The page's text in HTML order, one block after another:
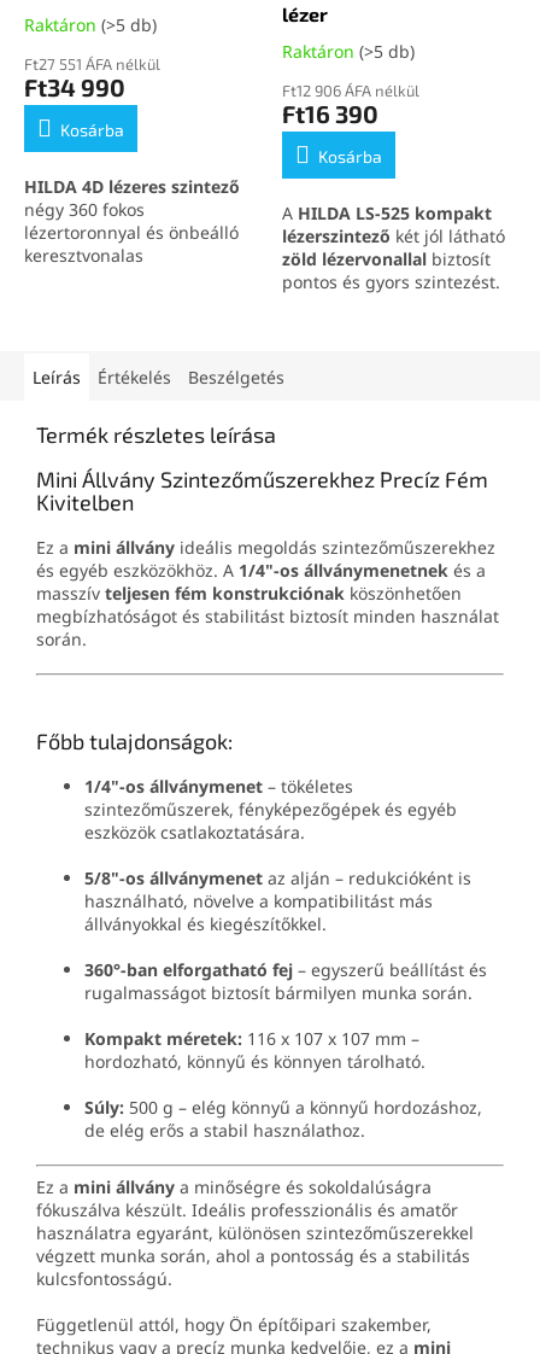
Raktáron (>5 db)
Ft27 551 ÁFA nélkül
Ft34 990
Kosárba
HILDA 4D lézeres szintező
négy 360 fokos
lézertoronnyal és önbeálló
keresztvonalas
lézersugaraival beltéren és
kültéren egyaránt
lézer
Raktáron (>5 db)
Ft12 906 ÁFA nélkül
Ft16 390
Kosárba
A HILDA LS-525 kompakt
lézerszintező két jól látható
zöld lézervonallal biztosít
pontos és gyors szintezést.
kültéri munkákhoz.
Leírás Értékelés Beszélgetés
Termék részletes leírása
Mini Állvány Szintezőműszerekhez Precíz Fém
Kivitelben
Ez a mini állvány ideális megoldás szintezőműszerekhez
és egyéb eszközökhöz. A 1/4"-os állványmenetnek és a
masszív teljesen fém konstrukciónak köszönhetően
megbízhatóságot és stabilitást biztosít minden használat
során.
Főbb tulajdonságok:
1/4"-os állványmenet – tökéletes
szintezőműszerek, fényképezőgépek és egyéb
eszközök csatlakoztatására.
5/8"-os állványmenet az alján – redukcióként is
használható, növelve a kompatibilitást más
állványokkal és kiegészítőkkel.
360°-ban elforgatható fej – egyszerű beállítást és
rugalmasságot biztosít bármilyen munka során.
Kompakt méretek: 116 x 107 x 107 mm –
hordozható, könnyű és könnyen tárolható.
Súly: 500 g – elég könnyű a könnyű hordozáshoz,
de elég erős a stabil használathoz.
Ez a mini állvány a minőségre és sokoldalúságra
fókuszálva készült. Ideális professzionális és amatőr
használatra egyaránt, különösen szintezőműszerekkel
végzett munka során, ahol a pontosság és a stabilitás
kulcsfontosságú.
Függetlenül attól, hogy Ön építőipari szakember,
technikus vagy a precíz munka kedvelője, ez a mini